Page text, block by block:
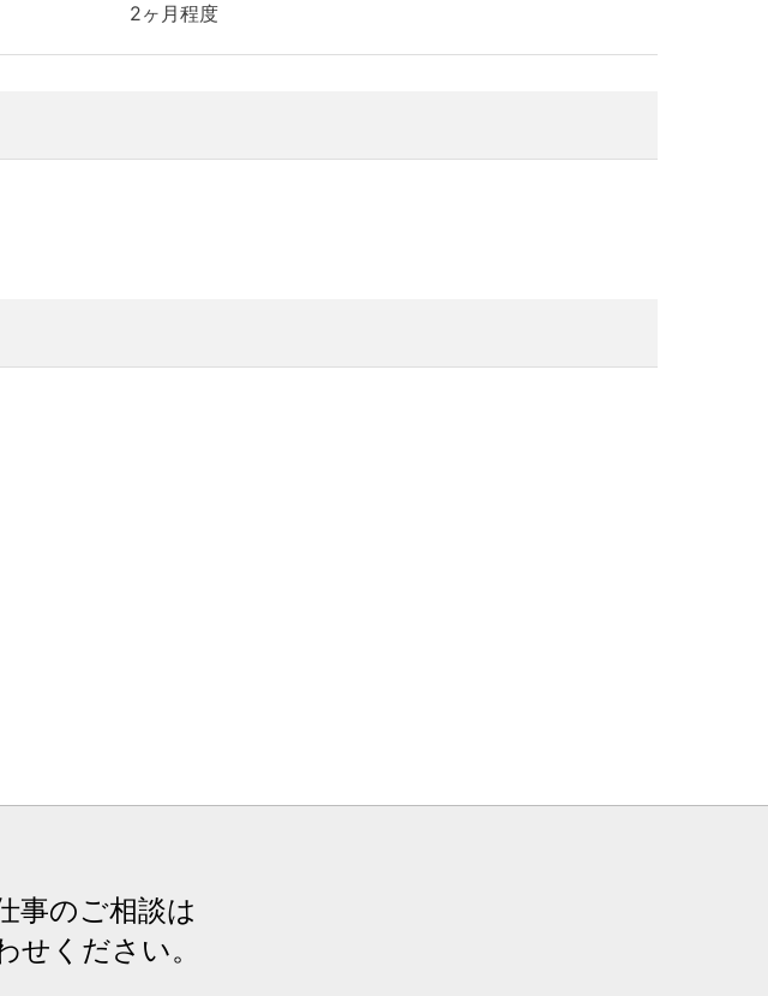
2ヶ月程度
事のご相談は
せください。